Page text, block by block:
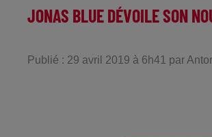
JONAS BLUE DÉVOILE SON
Publié : 29 avril 2019 à 6h41 par